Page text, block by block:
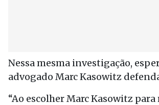
Nessa mesma investigação,
advogado Marc Kasowitz
“Ao escolher Marc Kasowitz